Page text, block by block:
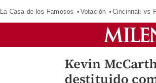
La Casa de los Famosos Votación Cincinnati vs
Kevin
destituido